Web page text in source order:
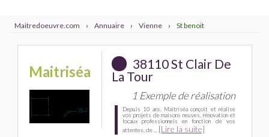
Maitredoeuvre.com › Annuaire › Vienne › St benoit
Maitriséa
38110 St Clair De
La Tour
1 Exemple de réalisation
Depuis 10 ans, Maitriséa conçoit et réalise
vos projets de maisons neuves, rénovation et
locaux professionnels en fonction de vos
attentes, de ... [Lire la suite]